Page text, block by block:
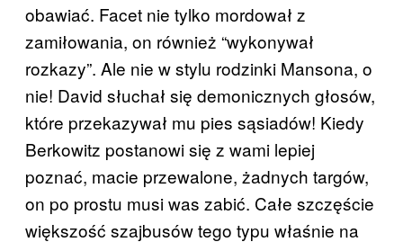
obawiać. Facet nie tylko mordował z
zamiłowania, on również “wykonywał
rozkazy”. Ale nie w stylu rodzinki Mansona, o
nie! David słuchał się demonicznych głosów,
które przekazywał mu pies sąsiadów! Kiedy
Berkowitz postanowi się z wami lepiej
poznać, macie przewalone, żadnych targów,
on po prostu musi was zabić. Całe szczęście
większość szajbusów tego typu właśnie na